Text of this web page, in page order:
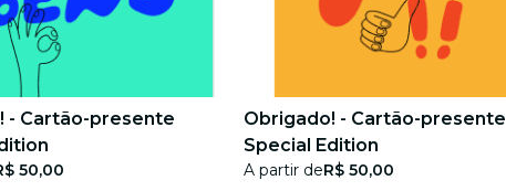
- Cartão-presente
50,00
Obrigado! - Cartão-presente
Special Edition
A partir deR$ 50,00